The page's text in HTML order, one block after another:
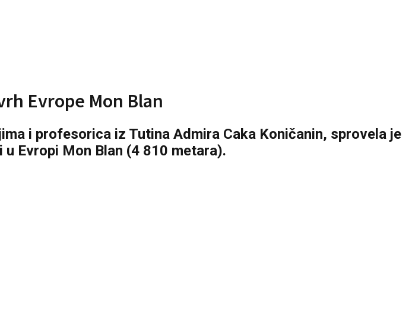
Evrope Mon Blan
i profesorica iz Tutina Admira Caka Koničanin, sprovela je
Evropi Mon Blan (4 810 metara).